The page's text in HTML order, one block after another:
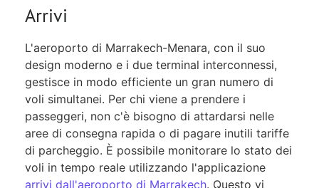
Arrivi
L'aeroporto di Marrakech-Menara, con il suo
design moderno e i due terminal interconnessi,
gestisce in modo efficiente un gran numero di
voli simultanei. Per chi viene a prendere i
passeggeri, non c'è bisogno di attardarsi nelle
aree di consegna rapida o di pagare inutili tariffe
di parcheggio. È possibile monitorare lo stato dei
voli in tempo reale utilizzando l'applicazione
arrivi dall'aeroporto di Marrakech. Questo vi